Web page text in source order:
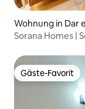
Wohnung in Dar
Sorana Homes |
Gäste-Favorit
Gäste-Favorit